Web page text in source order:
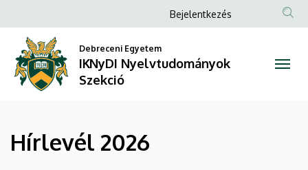
2026
IKNyDI
Nyelvtudományok
Szekció
a
tartalomra
Anonim
menüje
Bejelentkezés
Debreceni Egyetem
IKNyDI Nyelvtudományok
Szekció
Hírlevél 2026